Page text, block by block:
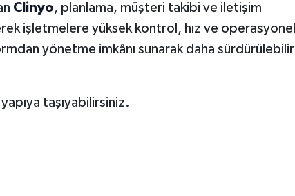
Clinyo, planlama, müşteri takibi ve iletişim
işletmelere yüksek kontrol, hız ve operasyonel
yönetme imkânı sunarak daha sürdürülebilir
taşıyabilirsiniz.